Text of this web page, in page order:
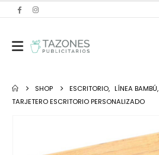
SHOP ESCRITORIO, LÍNEA BAMBÚ,
TARJETERO ESCRITORIO PERSONALIZADO